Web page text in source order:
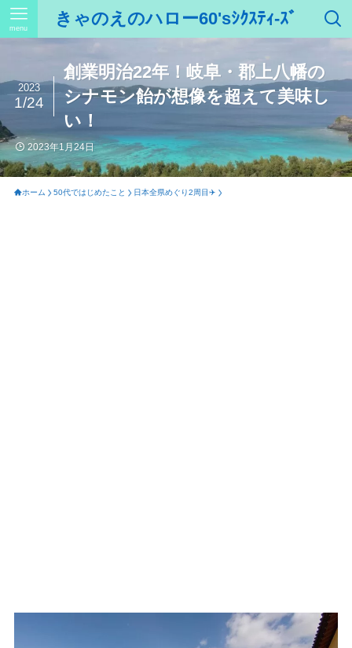
きゃのえのハロー60'sｼｸｽﾃｨ-ｽﾞ
menu
創業明治22年！岐阜・郡上八幡の
シナモン飴が想像を超えて美味し
い！
2023
1/24
2023年1月24日
ホーム 50代ではじめたこと 日本全県めぐり2周目✈️